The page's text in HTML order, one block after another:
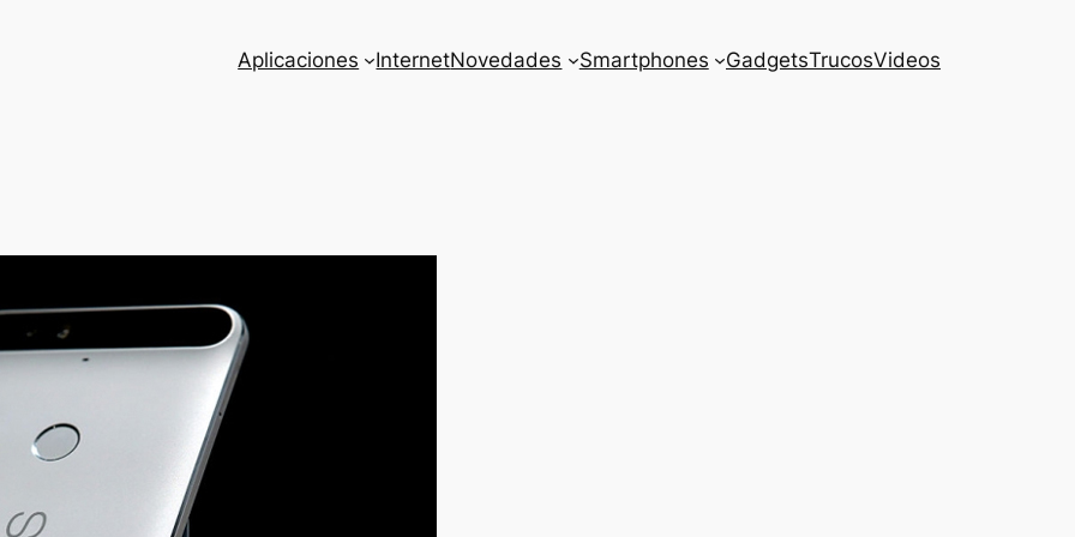
Aplicaciones InternetNovedades Smartphones GadgetsTrucosVideos